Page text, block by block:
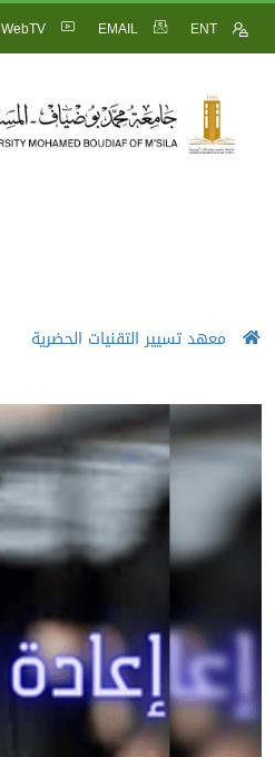
ENT
EMAIL
WebTV
معهد تسيير التقنيات الحضرية